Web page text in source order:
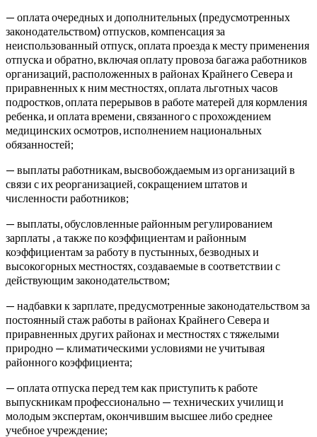
— оплата очередных и дополнительных (предусмотренных
законодательством) отпусков, компенсация за
неиспользованный отпуск, оплата проезда к месту применения
отпуска и обратно, включая оплату провоза багажа работников
организаций, расположенных в районах Крайнего Севера и
приравненных к ним местностях, оплата льготных часов
подростков, оплата перерывов в работе матерей для кормления
ребенка, и оплата времени, связанного с прохождением
медицинских осмотров, исполнением национальных
обязанностей;
— выплаты работникам, высвобождаемым из организаций в
связи с их реорганизацией, сокращением штатов и
численности работников;
— выплаты, обусловленные районным регулированием
зарплаты , а также по коэффициентам и районным
коэффициентам за работу в пустынных, безводных и
высокогорных местностях, создаваемые в соответствии с
действующим законодательством;
— надбавки к зарплате, предусмотренные законодательством за
постоянный стаж работы в районах Крайнего Севера и
приравненных других районах и местностях с тяжелыми
природно — климатическими условиями не учитывая
районного коэффициента;
— оплата отпуска перед тем как приступить к работе
выпускникам профессионально — технических училищ и
молодым экспертам, окончившим высшее либо среднее
учебное учреждение;